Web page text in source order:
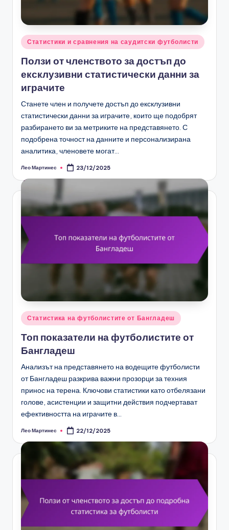
Posted
in
Статистики и сравнения на саудитски футболисти
Ползи от членството за достъп до
ексклузивни статистически данни за
играчите
Станете член и получете достъп до ексклузивни
статистически данни за играчите, които ще подобрят
разбирането ви за метриките на представянето. С
подобрена точност на данните и персонализирана
аналитика, членовете могат…
Posted
Лео Мартинес 23/12/2025
Posted
in
Статистика на футболистите от Бангладеш
Топ показатели на футболистите от
Бангладеш
Анализът на представянето на водещите футболисти
от Бангладеш разкрива важни прозорци за техния
принос на терена. Ключови статистики като отбелязани
голове, асистенции и защитни действия подчертават
ефективността на играчите в…
Posted
Лео Мартинес 22/12/2025